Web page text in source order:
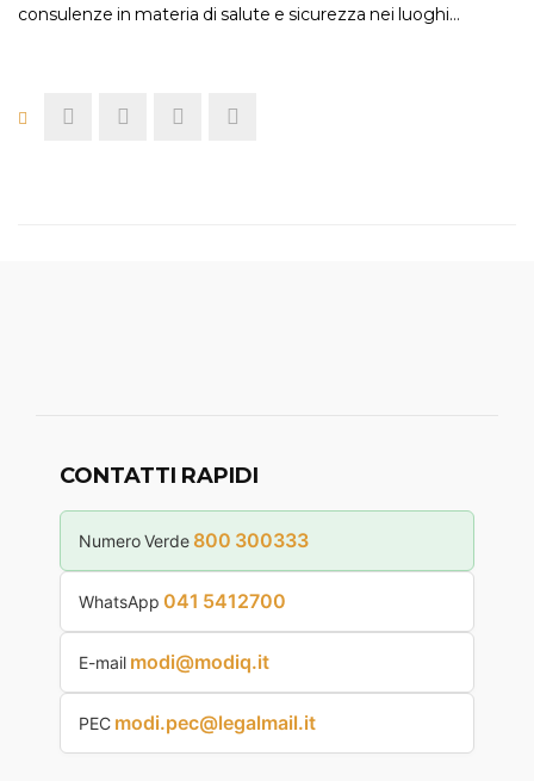
consulenze in materia di salute e sicurezza nei luoghi…
CONTATTI RAPIDI
Numero Verde 800 300333
WhatsApp 041 5412700
E-mail modi@modiq.it
PEC modi.pec@legalmail.it